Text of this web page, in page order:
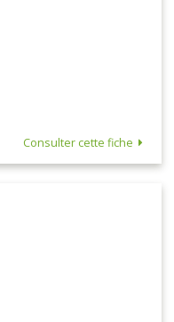
Consulter cette fiche